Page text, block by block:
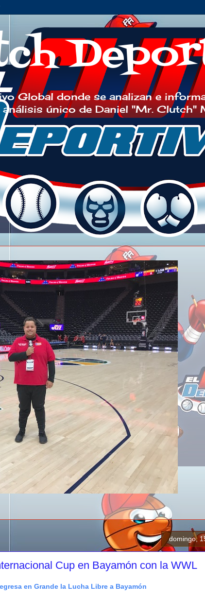
Global donde se analizan e
análisis único de Daniel "Mr. Clutch"
domingo,
Cup en Bayamón con la WWL
en Grande la Lucha Libre a Bayamón